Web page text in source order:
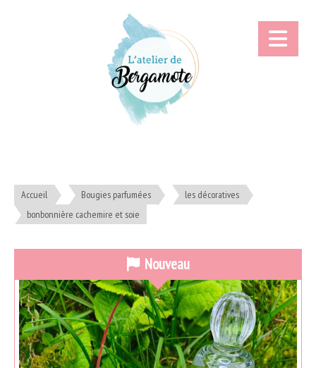
Accueil Bougies parfumées
les décoratives
bonbonnière cachemire et soie
Nouveau